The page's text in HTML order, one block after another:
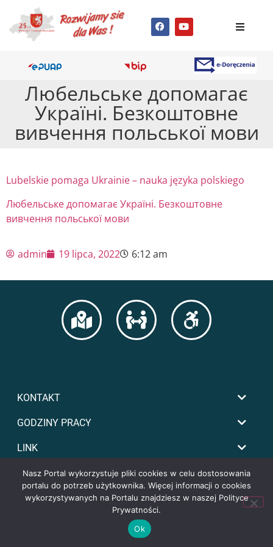
Любельське допомагає
Україні. Безкоштовне
вивчення польської мови
Lubelskie pomaga Ukrainie – nauka języka polskiego
Любельське допомагає Україні. Безкоштовне
вивчення польської мови
admin 19 lipca, 2022 6:12 am
nowy z salonu, jak i używany -
KONTAKT
GODZINY PRACY
LINK
Copyright by powiat-tomaszowski.com.pl
Nasz Portal wykorzystuje pliki cookies w celu dostosowania
portalu do potrzeb użytkownika. Więcej informacji o cookies
wykorzystywanych na Portalu znajdziesz w naszej Polityce
Prywatności.
Ok